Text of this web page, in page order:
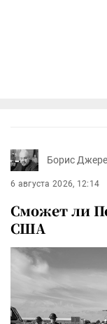
Борис
6 августа 2026, 12:14
Сможет ли
США